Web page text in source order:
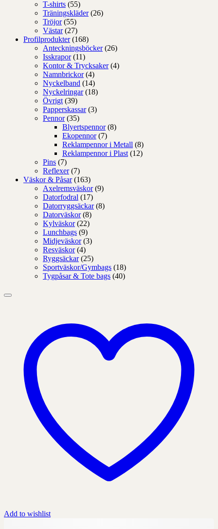
T-shirts (55)
Träningskläder (26)
Tröjor (55)
Västar (27)
Profilprodukter (168)
Anteckningsböcker (26)
Isskrapor (11)
Kontor & Trycksaker (4)
Namnbrickor (4)
Nyckelband (14)
Nyckelringar (18)
Övrigt (39)
Papperskassar (3)
Pennor (35)
Blyertspennor (8)
Ekopennor (7)
Reklampennor i Metall (8)
Reklampennor i Plast (12)
Pins (7)
Reflexer (7)
Väskor & Påsar (163)
Axelremsväskor (9)
Datorfodral (17)
Datorryggsäckar (8)
Datorväskor (8)
Kylväskor (22)
Lunchbags (9)
Midjeväskor (3)
Resväskor (4)
Ryggsäckar (25)
Sportväskor/Gymbags (18)
Tygpåsar & Tote bags (40)
Add to wishlist